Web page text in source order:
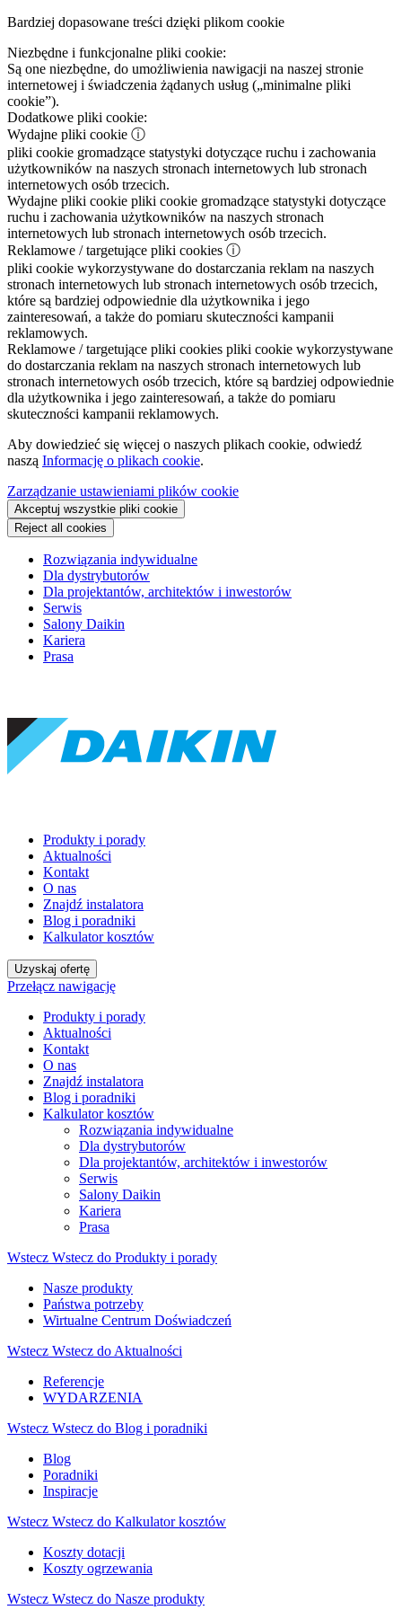
Bardziej dopasowane treści dzięki plikom cookie
Niezbędne i funkcjonalne pliki cookie:
Są one niezbędne, do umożliwienia nawigacji na naszej stronie
internetowej i świadczenia żądanych usług („minimalne pliki
cookie”).
Dodatkowe pliki cookie:
Wydajne pliki cookie ⓘ
pliki cookie gromadzące statystyki dotyczące ruchu i zachowania
użytkowników na naszych stronach internetowych lub stronach
internetowych osób trzecich.
Wydajne pliki cookie pliki cookie gromadzące statystyki dotyczące
ruchu i zachowania użytkowników na naszych stronach
internetowych lub stronach internetowych osób trzecich.
Reklamowe / targetujące pliki cookies ⓘ
pliki cookie wykorzystywane do dostarczania reklam na naszych
stronach internetowych lub stronach internetowych osób trzecich,
które są bardziej odpowiednie dla użytkownika i jego
zainteresowań, a także do pomiaru skuteczności kampanii
reklamowych.
Reklamowe / targetujące pliki cookies pliki cookie wykorzystywane
do dostarczania reklam na naszych stronach internetowych lub
stronach internetowych osób trzecich, które są bardziej odpowiednie
dla użytkownika i jego zainteresowań, a także do pomiaru
skuteczności kampanii reklamowych.
Aby dowiedzieć się więcej o naszych plikach cookie, odwiedź
naszą Informację o plikach cookie.
Zarządzanie ustawieniami plików cookie
Akceptuj wszystkie pliki cookie
Reject all cookies
Rozwiązania indywidualne
Dla dystrybutorów
Dla projektantów, architektów i inwestorów
Serwis
Salony Daikin
Kariera
Prasa
Produkty i porady
Aktualności
Kontakt
O nas
Znajdź instalatora
Blog i poradniki
Kalkulator kosztów
Uzyskaj ofertę
Przełącz nawigację
Produkty i porady
Aktualności
Kontakt
O nas
Znajdź instalatora
Blog i poradniki
Kalkulator kosztów
Rozwiązania indywidualne
Dla dystrybutorów
Dla projektantów, architektów i inwestorów
Serwis
Salony Daikin
Kariera
Prasa
Wstecz Wstecz do Produkty i porady
Nasze produkty
Państwa potrzeby
Wirtualne Centrum Doświadczeń
Wstecz Wstecz do Aktualności
Referencje
WYDARZENIA
Wstecz Wstecz do Blog i poradniki
Blog
Poradniki
Inspiracje
Wstecz Wstecz do Kalkulator kosztów
Koszty dotacji
Koszty ogrzewania
Wstecz Wstecz do Nasze produkty